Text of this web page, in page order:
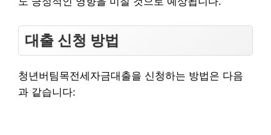
대출 신청 방법
청년버팀목전세자금대출을 신청하는 방법은 다음
과 같습니다: